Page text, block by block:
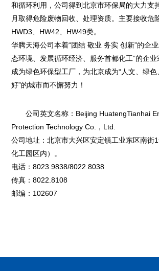
和循环利用，公司得到北京市环保局的大力支
月取得危险废物回收、处理资质。主要接收危
HWD3、HW42、HW49类。
华腾天海公司本着“团结 敬业 务实 创新”的企
态环境、发展循环经济、服务首都化工”的企
成为绿色环保型工厂，为北京成为“人文、绿
好”的城市而不懈努力！
公司英文名称：Beijing HuatengTianhai
Protection Technology Co.，Ltd.
公司地址：北京市大兴区安定镇工业东区南街
化工园区内）。
电话：8023.9838/8022.8038
传真：8022.8108
邮编：102607